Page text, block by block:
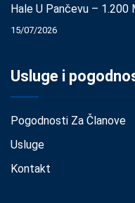
Hale U Pančevu – 1.200
15/07/2026
Usluge i
Pogodnosti Za Članove
Usluge
Kontakt